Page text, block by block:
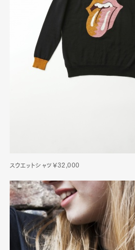
スウエットシャツ￥32,000